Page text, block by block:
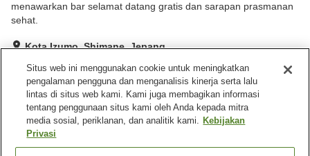
menawarkan bar selamat datang gratis dan sarapan prasmanan
sehat.
Kota Izumo, Shimane, Jepang
Sangat baik Ulasan: 754
Fasilitas properti
Situs web ini menggunakan cookie untuk meningkatkan
pengalaman pengguna dan menganalisis kinerja serta lalu
lintas di situs web kami. Kami juga membagikan informasi
tentang penggunaan situs kami oleh Anda kepada mitra
media sosial, periklanan, dan analitik kami. Kebijakan
Privasi